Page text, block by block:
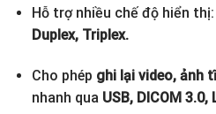
Hỗ trợ nhiều chế độ hiển thị:
Duplex, Triplex.
Cho phép ghi lại video, ảnh
nhanh qua USB, DICOM 3.0,